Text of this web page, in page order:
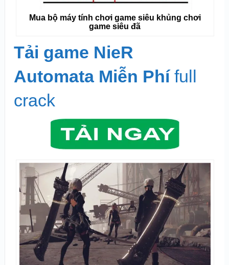
Mua bộ máy tính chơi game siêu khủng chơi
game siêu đã
Tải game NieR
Automata Miễn Phífull
crack